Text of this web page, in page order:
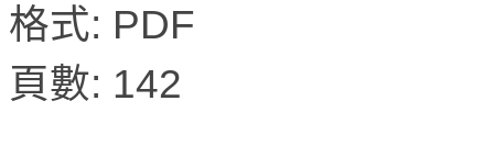
格式: PDF
頁數: 142